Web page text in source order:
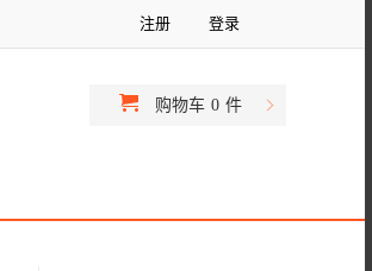
注册 登录
购物车 0 件